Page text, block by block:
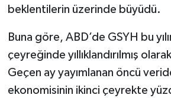
beklentilerin üzerinde büyüdü.
Buna göre, ABD’de GSYH bu
çeyreğinde yıllıklandırılmış
Geçen ay yayımlanan öncü
ekonomisinin ikinci çeyrekte